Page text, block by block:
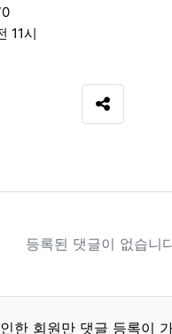
11시
SNS 공유
등록된 댓글이 없습니
한 회원만 댓글 등록이